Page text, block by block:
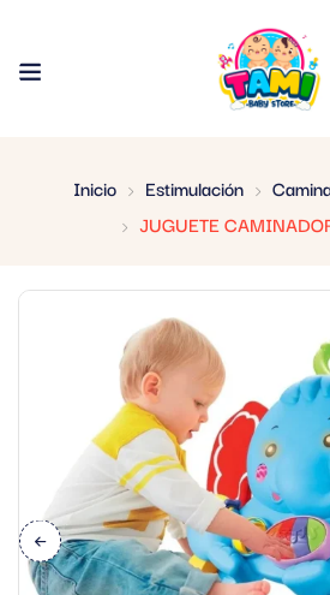
Inicio Estimulación
JUGUETE